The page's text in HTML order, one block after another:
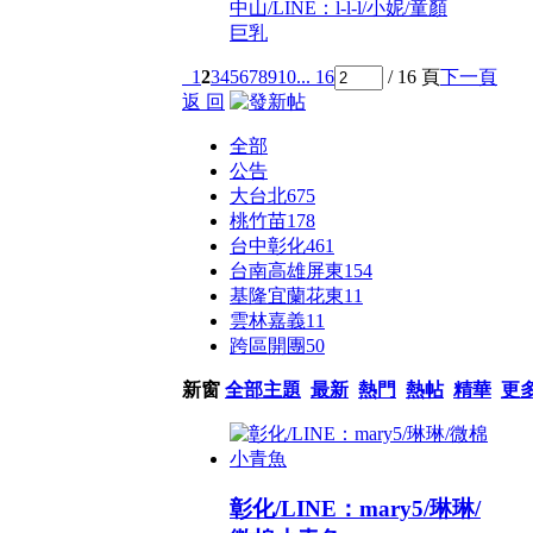
中山/LINE：l-l-l/小妮/童顏
巨乳
12345678910... 16 / 16 頁下一頁
返 回
全部
公告
大台北675
桃竹苗178
台中彰化461
台南高雄屏東154
基隆宜蘭花東11
雲林嘉義11
跨區開團50
新窗 全部主題 最新 熱門 熱帖 精華 更
彰化/LINE：mary5/琳琳/